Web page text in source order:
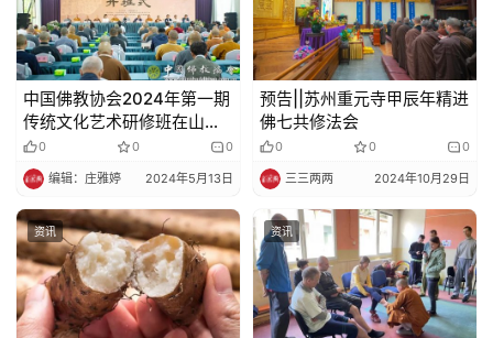
中国佛教协会2024年第一期
传统文化艺术研修班在山东
济宁举行
0 0 0
编辑：庄雅婷 2024年5月13日
预告||苏州重元寺甲辰年精进
佛七共修法会
0 0 0
三三两两 2024年10月29日
资讯 资讯